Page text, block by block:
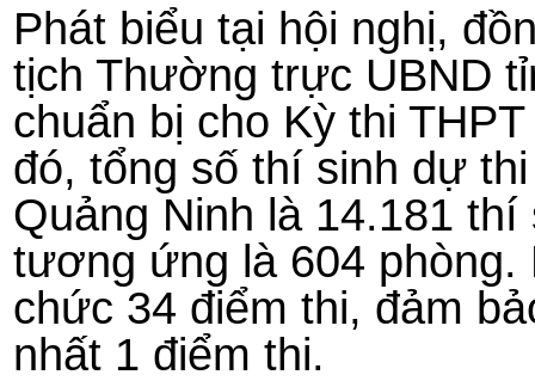
Phát biểu tại hội nghị,
tịch Thường trực UBND
chuẩn bị cho Kỳ thi
đó, tổng số thí sinh dự
Quảng Ninh là 14.181
tương ứng là 604 phòng.
chức 34 điểm thi, đảm
nhất 1 điểm thi.